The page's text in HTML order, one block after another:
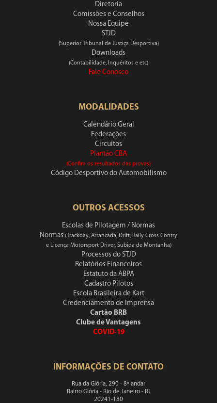
Diretoria
Comissões e Conselhos
Nossa Equipe
STJD
(Superior Tribunal de Justiça Desportiva)
Downloads
(Contabilidade, Inquéritos e etc)
Fale Conosco
MODALIDADES
Calendário Geral
Federações
Circuitos
Plantão CBA
(Confira os resultados das provas)
Código Desportivo do Automobilismo
OUTROS ACESSOS
Escolas de Pilotagem / Normas
Normas (Trackday, Arrancada, Drift, Rally Cross Contry
e Licença Motorsport Driver, Subida de Montanha)
Processos do STJD
Relatórios Financeiros
Estatuto da ABPA
Cadastro Pilotos
Escola Brasileira de Kart
Credenciamento de Imprensa
Cartão BRB
Clube de Vantagens
COVID-19
INFORMAÇÕES DE CONTATO
Rua da Glória, 290 - 8º andar
Bairro Glória - Rio de Janeiro - RJ
20241-180